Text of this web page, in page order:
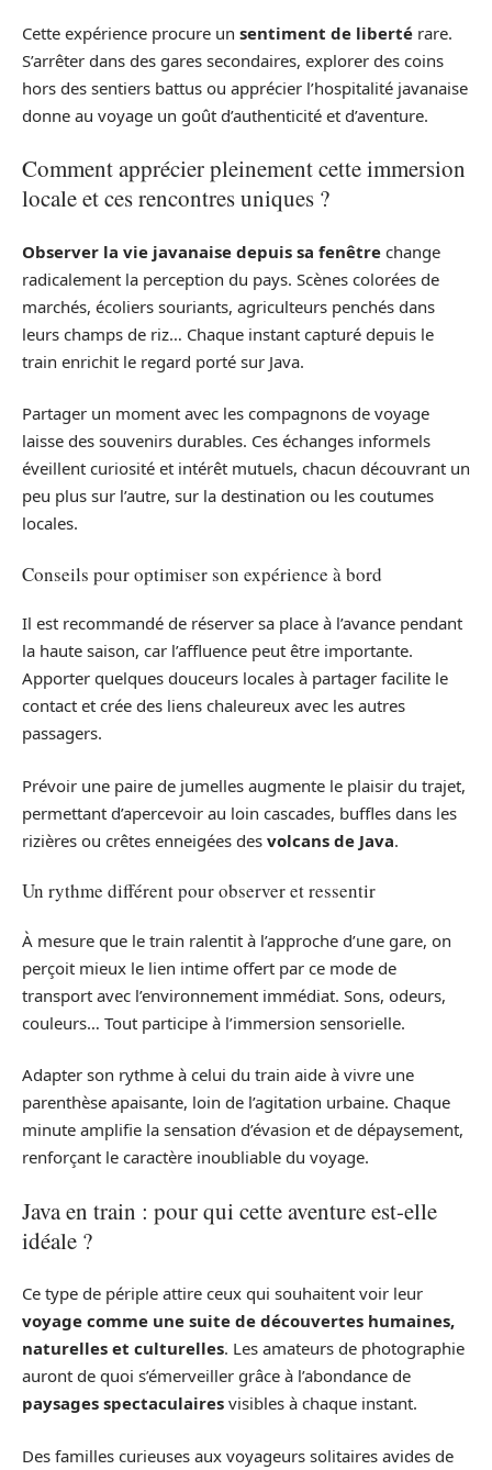
Cette expérience procure un sentiment de liberté rare.
S’arrêter dans des gares secondaires, explorer des coins
hors des sentiers battus ou apprécier l’hospitalité javanaise
donne au voyage un goût d’authenticité et d’aventure.
Comment apprécier pleinement cette immersion
locale et ces rencontres uniques ?
Observer la vie javanaise depuis sa fenêtre change
radicalement la perception du pays. Scènes colorées de
marchés, écoliers souriants, agriculteurs penchés dans
leurs champs de riz… Chaque instant capturé depuis le
train enrichit le regard porté sur Java.
Partager un moment avec les compagnons de voyage
laisse des souvenirs durables. Ces échanges informels
éveillent curiosité et intérêt mutuels, chacun découvrant un
peu plus sur l’autre, sur la destination ou les coutumes
locales.
Conseils pour optimiser son expérience à bord
Il est recommandé de réserver sa place à l’avance pendant
la haute saison, car l’affluence peut être importante.
Apporter quelques douceurs locales à partager facilite le
contact et crée des liens chaleureux avec les autres
passagers.
Prévoir une paire de jumelles augmente le plaisir du trajet,
permettant d’apercevoir au loin cascades, buffles dans les
rizières ou crêtes enneigées des volcans de Java.
Un rythme différent pour observer et ressentir
À mesure que le train ralentit à l’approche d’une gare, on
perçoit mieux le lien intime offert par ce mode de
transport avec l’environnement immédiat. Sons, odeurs,
couleurs… Tout participe à l’immersion sensorielle.
Adapter son rythme à celui du train aide à vivre une
parenthèse apaisante, loin de l’agitation urbaine. Chaque
minute amplifie la sensation d’évasion et de dépaysement,
renforçant le caractère inoubliable du voyage.
Java en train : pour qui cette aventure est-elle
idéale ?
Ce type de périple attire ceux qui souhaitent voir leur
voyage comme une suite de découvertes humaines,
naturelles et culturelles. Les amateurs de photographie
auront de quoi s’émerveiller grâce à l’abondance de
paysages spectaculaires visibles à chaque instant.
Des familles curieuses aux voyageurs solitaires avides de